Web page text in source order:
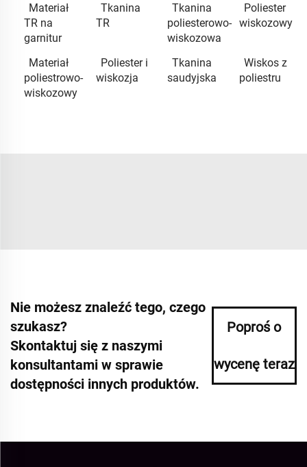
Materiał
TR na
garnitur
Tkanina
TR
Tkanina
poliesterowo-
wiskozowa
Poliester
wiskozowy
Materiał
poliestrowo-
wiskozowy
Poliester i
wiskozja
Tkanina
saudyjska
Wiskos z
poliestru
Nie możesz znaleźć tego, czego
szukasz?
Skontaktuj się z naszymi
konsultantami w sprawie
dostępności innych produktów.
Poproś o
wycenę teraz